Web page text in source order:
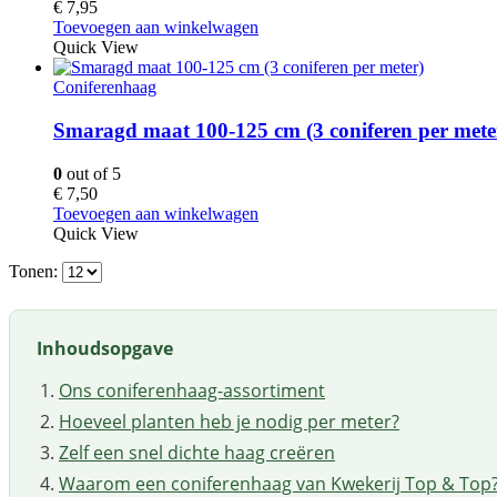
€ 7,95
Toevoegen aan winkelwagen
Quick View
Coniferenhaag
Smaragd maat 100-125 cm (3 coniferen per
0 out of 5
€ 7,50
Toevoegen aan winkelwagen
Quick View
Tonen:
Inhoudsopgave
Ons coniferenhaag-assortiment
Hoeveel planten heb je nodig per meter?
Zelf een snel dichte haag creëren
Waarom een coniferenhaag van Kwekerij Top &